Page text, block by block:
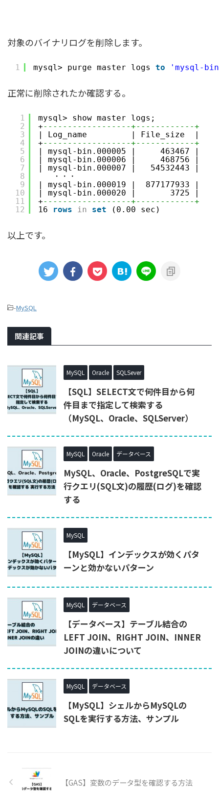
対象のバイナリログを削除します。
1 mysql> purge master logs to 'mysql-
正常に削除されたか確認する。
1
2
3
4
5
6
7
8
9
10
11
12
mysql> show master logs;
+------------------+------------+
| Log_name         | File_size  |
+------------------+------------+
| mysql-bin.000005 |     463467 |
| mysql-bin.000006 |     468756 |
| mysql-bin.000007 |   54532443 |
・・・
| mysql-bin.000019 |  877177933 |
| mysql-bin.000020 |       3725 |
+------------------+------------+
16
rows in set (0.00 sec)
以上です。
-MySQL
関連記事
MySQL Oracle SQLSever
【SQL】SELECT文で何件目から何
件目まで指定して検索する
（MySQL、Oracle、SQLServer）
MySQL Oracle データベース
MySQL、Oracle、PostgreSQLで実
行クエリ(SQL文)の履歴(ログ)を確認
する
MySQL
【MySQL】インデックスが効くパタ
ーンと効かないパターン
MySQL データベース
【データベース】テーブル結合の
LEFT JOIN、RIGHT JOIN、INNER
JOINの違いについて
MySQL データベース
【MySQL】シェルからMySQLの
SQLを実行する方法、サンプル
【GAS】変数のデータ型を確認する方法